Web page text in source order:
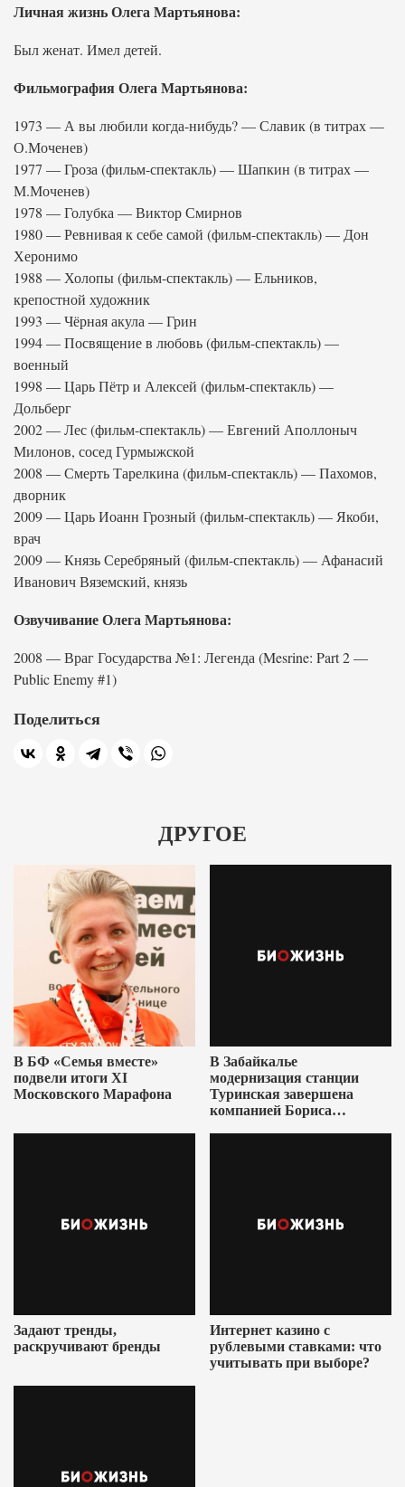
Личная жизнь Олега Мартьянова:
Был женат. Имел детей.
Фильмография Олега Мартьянова:
1973 — А вы любили когда-нибудь? — Славик (в титрах —
О.Моченев)
1977 — Гроза (фильм-спектакль) — Шапкин (в титрах —
М.Моченев)
1978 — Голубка — Виктор Смирнов
1980 — Ревнивая к себе самой (фильм-спектакль) — Дон
Херонимо
1988 — Холопы (фильм-спектакль) — Ельников,
крепостной художник
1993 — Чёрная акула — Грин
1994 — Посвящение в любовь (фильм-спектакль) —
военный
1998 — Царь Пётр и Алексей (фильм-спектакль) —
Дольберг
2002 — Лес (фильм-спектакль) — Евгений Аполлоныч
Милонов, сосед Гурмыжской
2008 — Смерть Тарелкина (фильм-спектакль) — Пахомов,
дворник
2009 — Царь Иоанн Грозный (фильм-спектакль) — Якоби,
врач
2009 — Князь Серебряный (фильм-спектакль) — Афанасий
Иванович Вяземский, князь
Озвучивание Олега Мартьянова:
2008 — Враг Государства №1: Легенда (Mesrine: Part 2 —
Public Enemy #1)
Поделиться
ДРУГОЕ
В БФ «Семья вместе»
подвели итоги XI
Московского Марафона
В Забайкалье
модернизация станции
Туринская завершена
компанией Бориса
Задают тренды,
раскручивают бренды
Интернет казино с
рублевыми ставками: что
учитывать при выборе?